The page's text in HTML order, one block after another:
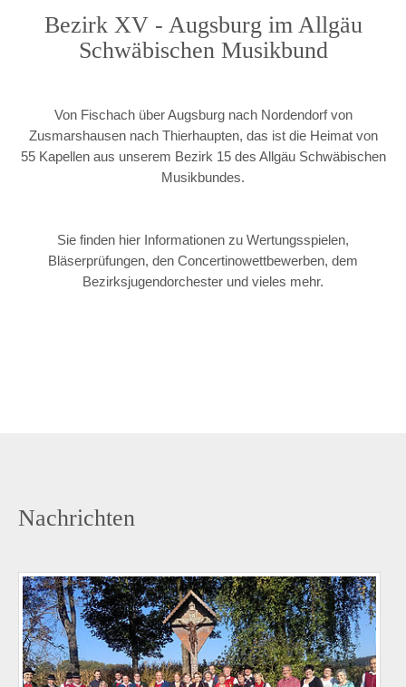
Bezirk XV - Augsburg im Allgäu
Schwäbischen Musikbund
Von Fischach über Augsburg nach Nordendorf von
Zusmarshausen nach Thierhaupten, das ist die Heimat von
55 Kapellen aus unserem Bezirk 15 des Allgäu Schwäbischen
Musikbundes.
Sie finden hier Informationen zu Wertungsspielen,
Bläserprüfungen, den Concertinowettbewerben, dem
Bezirksjugendorchester und vieles mehr.
Nachrichten